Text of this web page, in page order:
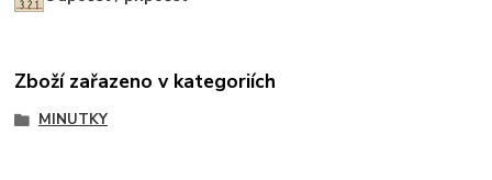
Zboží zařazeno v kategoriích
MINUTKY